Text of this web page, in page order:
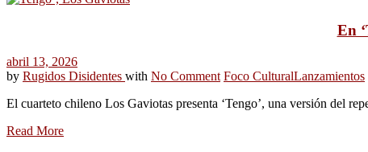
En
abril 13, 2026
by Rugidos Disidentes with No Comment Foco CulturalLanzamientos
El cuarteto chileno Los Gaviotas presenta ‘Tengo’, una versión del
Read More